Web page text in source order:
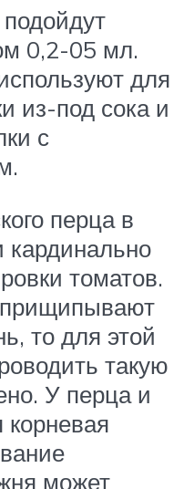
0,2-05 мл.
для
из-под сока и
с
перца в
кардинально
томатов.
то для этой
такую
У перца и
корневая
может